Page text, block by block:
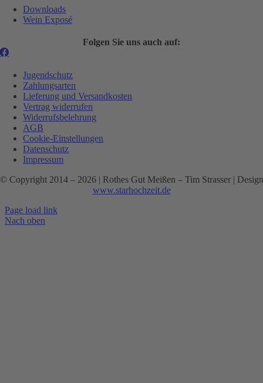
Downloads
Wein Exposé
Folgen Sie uns auch auf:
Jugendschutz
Zahlungsarten
Lieferung und Versandkosten
Vertrag widerrufen
Widerrufsbelehrung
AGB
Cookie-Einstellungen
Datenschutz
Impressum
© Copyright 2014 – 2026 | Rothes Gut Meißen – Tim Strasser | Design
www.starhochzeit.de
Page load link
Nach oben